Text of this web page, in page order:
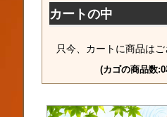
カートの中
只今、カートに商品はご
(カゴの商品数